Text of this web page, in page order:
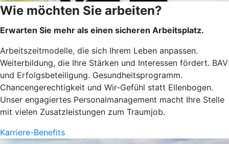
Wie möchten Sie arbeiten?
Erwarten Sie mehr als einen sicheren Arbeitsplatz.
Arbeitszeitmodelle, die sich Ihrem Leben anpassen.
Weiterbildung, die Ihre Stärken und Interessen fördert. BAV
und Erfolgsbeteiligung. Gesundheitsprogramm.
Chancengerechtigkeit und Wir-Gefühl statt Ellenbogen.
Unser engagiertes Personalmanagement macht Ihre Stelle
mit vielen Zusatzleistungen zum Traumjob.
Karriere-Benefits